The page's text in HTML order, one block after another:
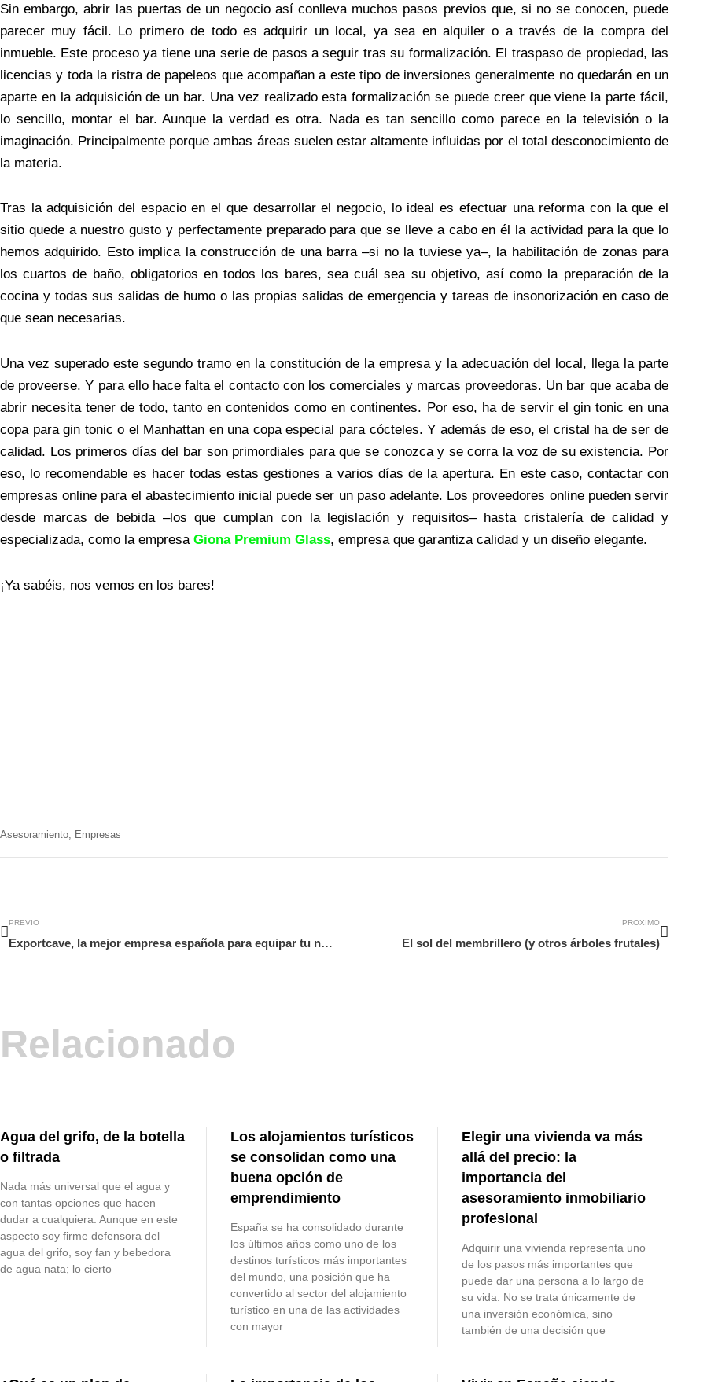
Sin embargo, abrir las puertas de un negocio así conlleva muchos pasos previos que, si no se conocen, puede
parecer muy fácil. Lo primero de todo es adquirir un local, ya sea en alquiler o a través de la compra del
inmueble. Este proceso ya tiene una serie de pasos a seguir tras su formalización. El traspaso de propiedad, las
licencias y toda la ristra de papeleos que acompañan a este tipo de inversiones generalmente no quedarán en un
aparte en la adquisición de un bar. Una vez realizado esta formalización se puede creer que viene la parte fácil,
lo sencillo, montar el bar. Aunque la verdad es otra. Nada es tan sencillo como parece en la televisión o la
imaginación. Principalmente porque ambas áreas suelen estar altamente influidas por el total desconocimiento de
la materia.
Tras la adquisición del espacio en el que desarrollar el negocio, lo ideal es efectuar una reforma con la que el
sitio quede a nuestro gusto y perfectamente preparado para que se lleve a cabo en él la actividad para la que lo
hemos adquirido. Esto implica la construcción de una barra –si no la tuviese ya–, la habilitación de zonas para
los cuartos de baño, obligatorios en todos los bares, sea cuál sea su objetivo, así como la preparación de la
cocina y todas sus salidas de humo o las propias salidas de emergencia y tareas de insonorización en caso de
que sean necesarias.
Una vez superado este segundo tramo en la constitución de la empresa y la adecuación del local, llega la parte
de proveerse. Y para ello hace falta el contacto con los comerciales y marcas proveedoras. Un bar que acaba de
abrir necesita tener de todo, tanto en contenidos como en continentes. Por eso, ha de servir el gin tonic en una
copa para gin tonic o el Manhattan en una copa especial para cócteles. Y además de eso, el cristal ha de ser de
calidad. Los primeros días del bar son primordiales para que se conozca y se corra la voz de su existencia. Por
eso, lo recomendable es hacer todas estas gestiones a varios días de la apertura. En este caso, contactar con
empresas online para el abastecimiento inicial puede ser un paso adelante. Los proveedores online pueden servir
desde marcas de bebida –los que cumplan con la legislación y requisitos– hasta cristalería de calidad y
especializada, como la empresa Giona Premium Glass, empresa que garantiza calidad y un diseño elegante.
¡Ya sabéis, nos vemos en los bares!
Asesoramiento Empresas
PREVIO
Exportcave, la mejor empresa española para equipar tu negocio de hostelería
PROXIMO
El sol del membrillero (y otros árboles frutales)
Relacionado
Agua del grifo, de la botella
o filtrada
Nada más universal que el agua y
con tantas opciones que hacen
dudar a cualquiera. Aunque en este
aspecto soy firme defensora del
agua del grifo, soy fan y bebedora
de agua nata; lo cierto
Los alojamientos turísticos
se consolidan como una
buena opción de
emprendimiento
España se ha consolidado durante
los últimos años como uno de los
destinos turísticos más importantes
del mundo, una posición que ha
convertido al sector del alojamiento
turístico en una de las actividades
con mayor
Elegir una vivienda va más
allá del precio: la
importancia del
asesoramiento inmobiliario
profesional
Adquirir una vivienda representa uno
de los pasos más importantes que
puede dar una persona a lo largo de
su vida. No se trata únicamente de
una inversión económica, sino
también de una decisión que